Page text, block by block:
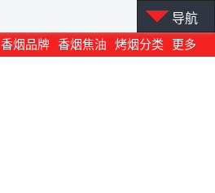
香烟品牌 香烟焦油 烤烟分类 更多
导航